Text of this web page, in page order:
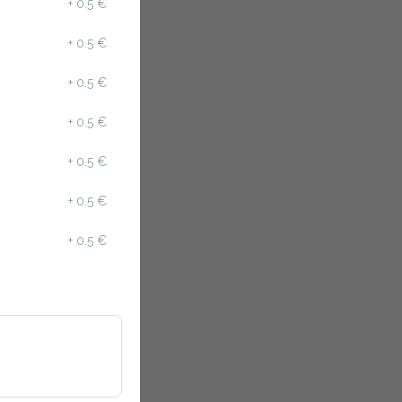
+0.5 €
+0.5 €
+0.5 €
+0.5 €
+0.5 €
+0.5 €
+0.5 €